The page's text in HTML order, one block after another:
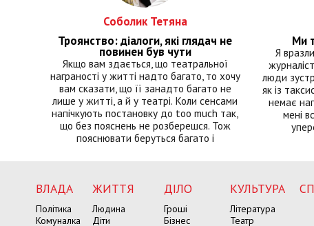
Соболик Тетяна
Троянство: діалоги, які глядач не
повинен був чути
Якщо вам здається, що театральної
награності у житті надто багато, то хочу
вам сказати, що її занадто багато не
лише у житті, а й у театрі. Коли сенсами
напічкують постановку до too much так,
що без пояснень не розберешся. Тож
пояснювати беруться багато і
Ми
Я
люди
як із
немає
мені
ВЛАДА
Політика
Комуналка
ЖИТТЯ
Людина
Діти
ДІЛО
Гроші
Бізнес
КУЛЬТУРА
Література
Театр